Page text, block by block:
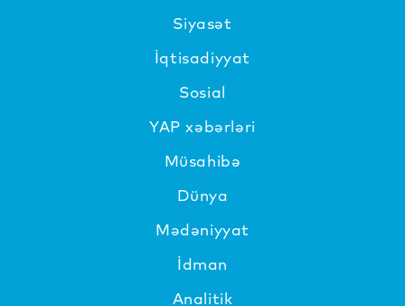
Siyasət
İqtisadiyyat
Sosial
YAP xəbərləri
Müsahibə
Dünya
Mədəniyyat
İdman
Analitik